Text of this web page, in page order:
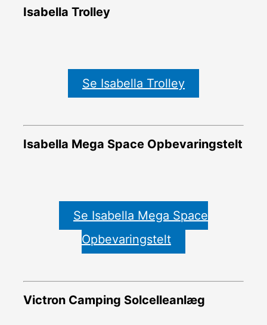
Isabella Trolley
Se Isabella Trolley
Isabella Mega Space Opbevaringstelt
Se Isabella Mega Space
Opbevaringstelt
Victron Camping Solcelleanlæg